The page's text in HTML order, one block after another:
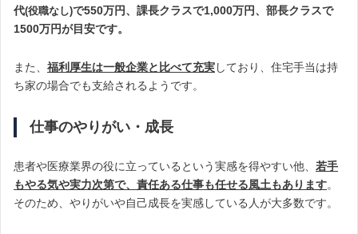
代(役職なし)で550万円、課長クラスで1,000万円、部長クラスで
1500万円が目安です。
また、 福利厚生は一般企業と比べて充実しており、住宅手当は持
ち家の場合でも支給されるようです。
仕事のやりがい・成長
患者や医療業界の役に立っているという実感を得やすい他、 若手
もやる気や実力次第で、責任ある仕事も任せる風土もあります。
そのため、やりがいや自己成長を実感している人が大多数です。